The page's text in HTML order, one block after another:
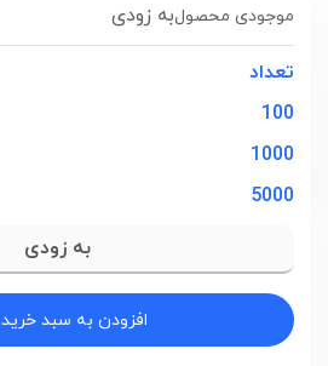
به زودیموجودی محصول
تعداد
100
1000
5000
افزودن به سبد خرید